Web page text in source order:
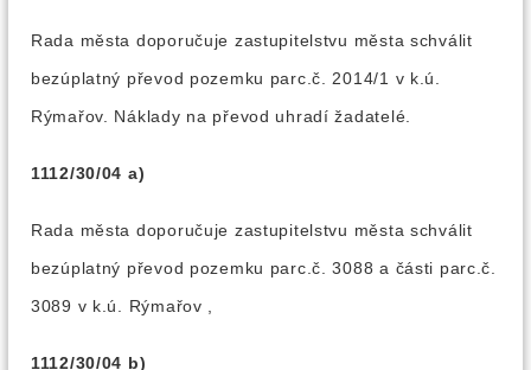
Rada města doporučuje zastupitelstvu města schválit
bezúplatný převod pozemku parc.č. 2014/1 v k.ú.
Rýmařov. Náklady na převod uhradí žadatelé.
1112/30/04 a)
Rada města doporučuje zastupitelstvu města schválit
bezúplatný převod pozemku parc.č. 3088 a části parc.č.
3089 v k.ú. Rýmařov ,
1112/30/04 b)